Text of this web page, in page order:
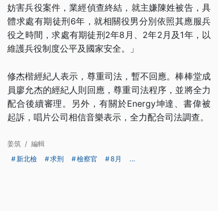
妨害兵役案件，業經偵查終結，就主嫌陳姓被告，具
體求處有期徒刑6年，就相關役男分別依照其應服兵
役之時間，求處有期徒刑2年8月、2年2月及1年，以
維護兵役制度公平及國家安全。」
修杰楷經紀人表示，尊重司法，暫不回應。棒棒堂成
員廖允杰的經紀人則回應，尊重司法程序，並將全力
配合後續審理。另外，有關於Energy坤達、書偉被
起訴，唱片公司相信音樂表示，全力配合司法調查。
姜筑 / 編輯
新北檢
求刑 檢察官 8月 ...